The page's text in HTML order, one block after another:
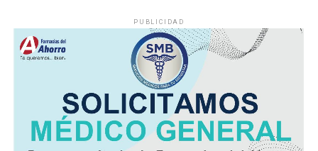
Asimismo, se pronostica la llegada de otra onda tropical
entre viernes y fin de semana.
Finalmente, la SPC de Veracruz recomienda a la
población vigilar el comportamiento de ríos y arroyos
de respuesta rápida y observar su entorno por posibles
derrumbes, deslaves y deslizamiento de laderas.
PUBLICIDAD